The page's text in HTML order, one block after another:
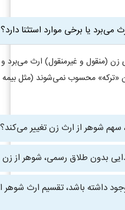
می‌برد یا برخی موارد استثنا دارد؟
زن (منقول و غیرمنقول) ارث می‌برد
«ترکه» محسوب نمی‌شوند (مثل بیمه
سهم شوهر از ارث زن تغییر می‌کند؟
بدون طلاق رسمی، شوهر از زن
داشته باشد، تقسیم ارث شوهر